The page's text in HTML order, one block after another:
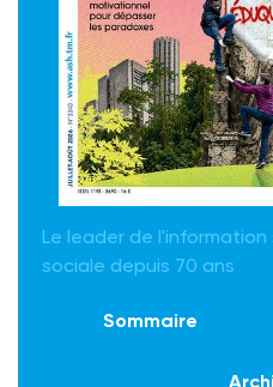
Le leader de
sociale depuis 70 ans
Sommaire